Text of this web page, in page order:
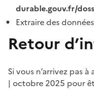
durable.gouv.fr/
Extraire des données
Retour
Si vous n’arrivez pas
| octobre 2025 pour